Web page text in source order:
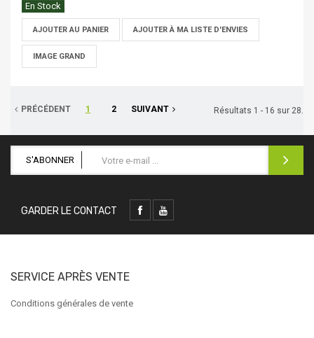
En Stock
AJOUTER AU PANIER AJOUTER À MA LISTE D'ENVIES
IMAGE GRAND
PRÉCÉDENT 1 2 SUIVANT Résultats 1 - 16 sur 28.
S'ABONNER
GARDER LE CONTACT
SERVICE APRÈS VENTE
Conditions générales de vente